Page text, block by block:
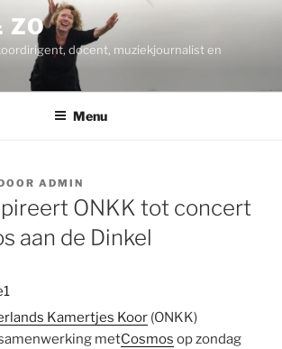
ZO
docent, muziekjournalist en
Menu
ADMIN
ONKK tot concert
aan de Dinkel
Kamertjes Koor (ONKK)
metCosmos op zondag